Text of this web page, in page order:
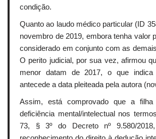
condição.
Quanto ao laudo médico particular (ID
novembro de 2019, embora tenha valor
considerado em conjunto com as
O perito judicial, por sua vez, afirmou
menor datam de 2017, o que indica
antecede a data pleiteada pela autora
Assim, está comprovado que a
deficiência mental/intelectual nos
73, § 3º do Decreto nº 9.580/